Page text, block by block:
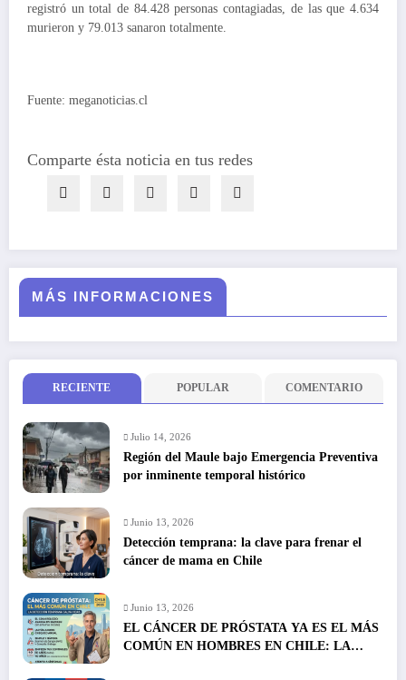
registró un total de 84.428 personas contagiadas, de las que 4.634
murieron y 79.013 sanaron totalmente.
Fuente: meganoticias.cl
Comparte ésta noticia en tus redes
MÁS INFORMACIONES
RECIENTE POPULAR COMENTARIO
Julio 14, 2026
Región del Maule bajo Emergencia Preventiva
por inminente temporal histórico
Junio 13, 2026
Detección temprana: la clave para frenar el
cáncer de mama en Chile
Junio 13, 2026
EL CÁNCER DE PRÓSTATA YA ES EL MÁS
COMÚN EN HOMBRES EN CHILE: LA